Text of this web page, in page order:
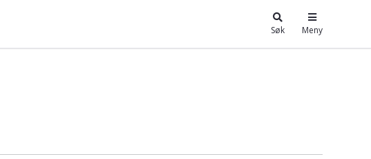
Søk Meny